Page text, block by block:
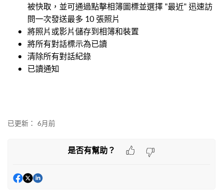
被快取，並可通過點擊相簿圖標並選擇 "最近" 迅速訪
問一次發送最多 10 張照片
將照片或影片儲存到相簿和裝置
將所有對話標示為已讀
清除所有對話紀錄
已讀通知
已更新： 6月前
是否有幫助？